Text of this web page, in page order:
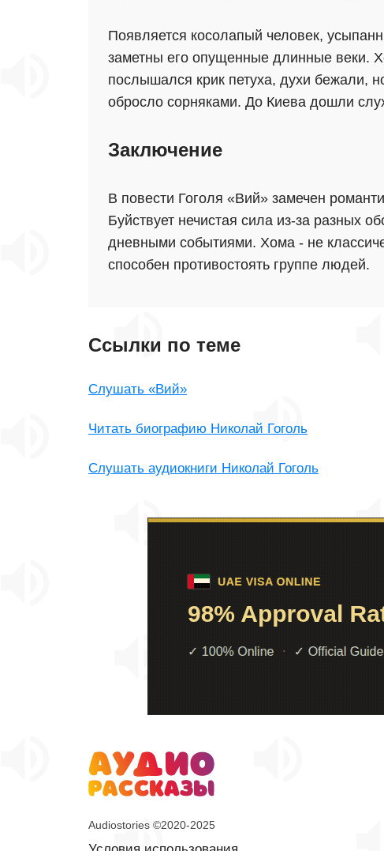
Появляется косолапый человек,
заметны его опущенные длинные веки.
послышался крик петуха, духи бежали,
обросло сорняками. До Киева дошли
Заключение
В повести Гоголя «Вий» замечен
Буйствует нечистая сила из-за разных
дневными событиями. Хома - не
способен противостоять группе людей.
Ссылки по теме
Слушать «Вий»
Читать биографию Николай Гоголь
Слушать аудиокниги Николай Гоголь
Audiostories ©2020-2025